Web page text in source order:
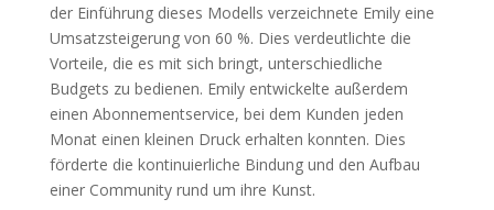
der Einführung dieses Modells verzeichnete Emily eine
Umsatzsteigerung von 60 %. Dies verdeutlichte die
Vorteile, die es mit sich bringt, unterschiedliche
Budgets zu bedienen. Emily entwickelte außerdem
einen Abonnementservice, bei dem Kunden jeden
Monat einen kleinen Druck erhalten konnten. Dies
förderte die kontinuierliche Bindung und den Aufbau
einer Community rund um ihre Kunst.